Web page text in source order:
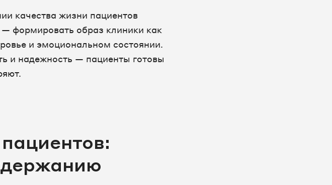
качества жизни пациентов
формировать образ клиники как
и эмоциональном состоянии.
и надежность — пациенты готовы